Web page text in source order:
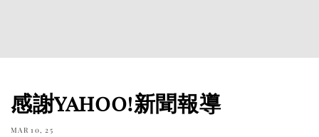
感謝yahoo!新聞報導
MAR 10, 25